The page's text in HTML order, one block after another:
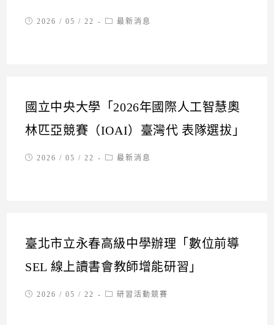
Post2026 / 05 / 22
Post最新消息
國立中央大學「2026年國際人工智慧奧
林匹亞競賽（IOAI）臺灣代 表隊選拔」
Post2026 / 05 / 22
Post最新消息
臺北市立永春高級中學辦理「數位前導
SEL 線上讀書會教師增能研習」
Post2026 / 05 / 22
Post研習活動競賽